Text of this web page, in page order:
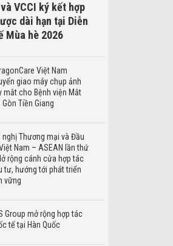
VCCI ký kết hợp
dài hạn tại Diễn
Mùa hè 2026
Việt Nam
giao máy chụp ảnh
mắt cho Bệnh viện Mắt
Gòn Tiền Giang
nghị Thương mại và Đầu
Nam – ASEAN lần thứ
rộng cánh cửa hợp tác
tư, hướng tới phát triển
vững
Group mở rộng hợp tác
tế tại Hàn Quốc